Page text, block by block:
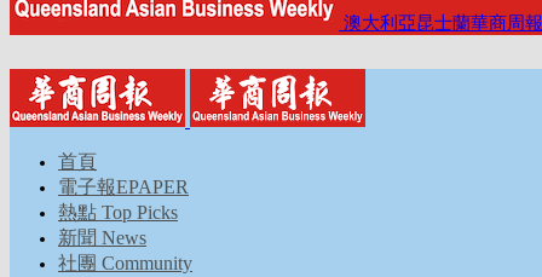
澳大利亞昆士蘭華商周報
首頁
電子報EPAPER
熱點 Top Picks
新聞 News
社團 Community